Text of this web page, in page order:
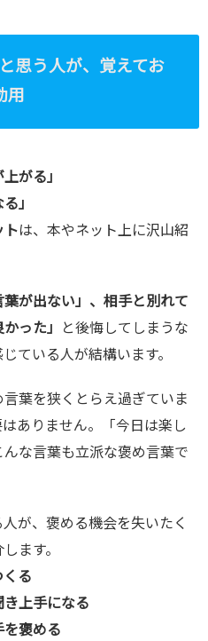
思う人が、覚えてお
用
がる」
」
トは、本やネット上に沢山紹
葉が出ない」、相手と別れて
った」
と後悔してしまうな
じている人が結構います。
葉を狭くとらえ過ぎていま
ありません。「今日は楽し
な言葉も立派な褒め言葉で
が、褒める機会を失いたく
ます。
くる
き上手になる
を褒める